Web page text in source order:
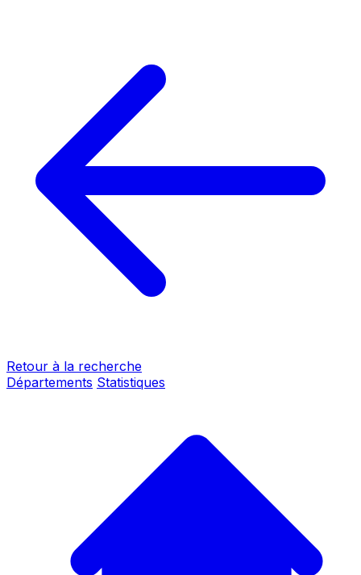
Retour à la recherche
Départements Statistiques